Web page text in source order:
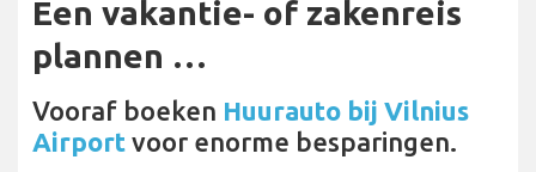
Een vakantie- of zakenreis
plannen …
Vooraf boeken Huurauto bij Vilnius
Airport voor enorme besparingen.